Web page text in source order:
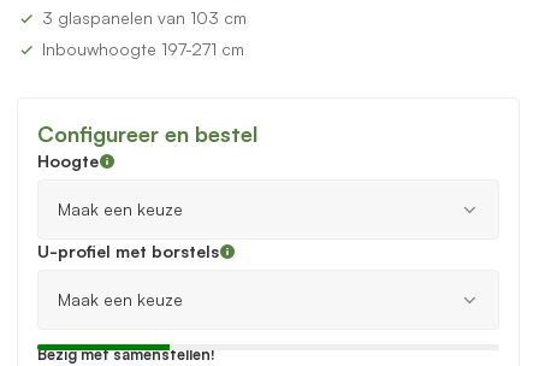
3 glaspanelen van 103 cm
Inbouwhoogte 197-271 cm
Configureer en bestel
Hoogte
U-profiel met borstels
Bezig met samenstellen!